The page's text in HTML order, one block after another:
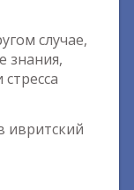
случае,
знания,
ивритский